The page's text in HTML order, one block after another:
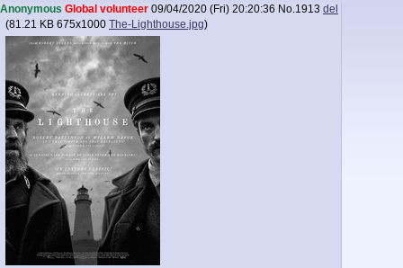
Anonymous Global volunteer 09/04/2020 (Fri) 20:20:36 No.1913 del
(81.21 KB 675x1000 The-Lighthouse.jpg)